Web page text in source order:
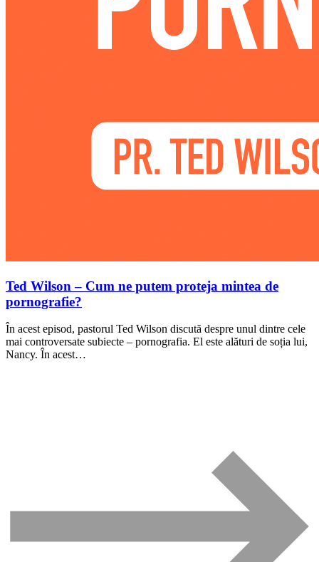
Ted Wilson – Cum ne putem proteja mintea de
pornografie?
În acest episod, pastorul Ted Wilson discută despre unul dintre cele
mai controversate subiecte – pornografia. El este alături de soția lui,
Nancy. În acest…